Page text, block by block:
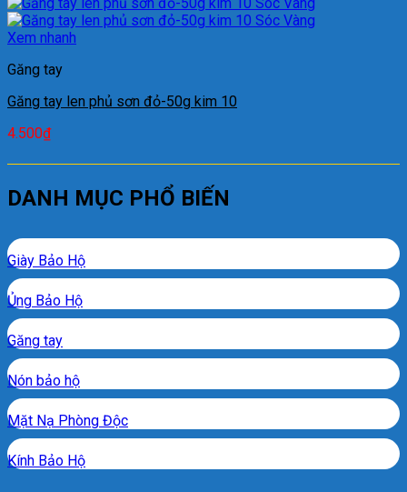
Xem nhanh
Găng tay
Găng tay len phủ sơn đỏ-50g kim 10
4.500₫
DANH MỤC PHỔ BIẾN
Giày Bảo Hộ
Ủng Bảo Hộ
Găng tay
Nón bảo hộ
Mặt Nạ Phòng Độc
Kính Bảo Hộ